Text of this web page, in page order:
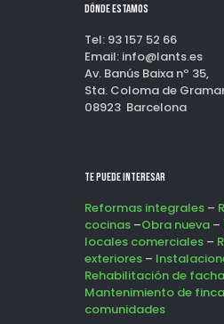
Dónde estamos
Tel: 93 157 52 66
Email: info@lants.es
Av. Banús Baixa nº 35,
Sta. Coloma de
08923 Barcelona
Te puede interesar
Reformas integrales –
cocinas –Obra nueva –
locales comerciales –
exteriores –
Rehabilitación de
Mantenimiento de
comunidades